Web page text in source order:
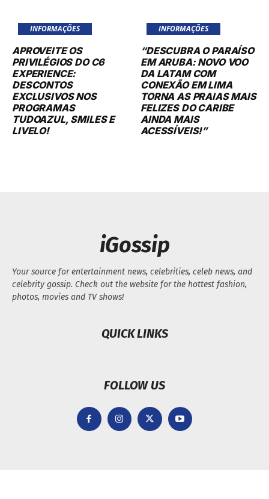
INFORMAÇÕES
APROVEITE OS
PRIVILÉGIOS DO C6
EXPERIENCE:
DESCONTOS
EXCLUSIVOS NOS
PROGRAMAS
TUDOAZUL, SMILES E
LIVELO!
INFORMAÇÕES
“DESCUBRA O PARAÍSO
EM ARUBA: NOVO VOO
DA LATAM COM
CONEXÃO EM LIMA
TORNA AS PRAIAS MAIS
FELIZES DO CARIBE
AINDA MAIS
ACESSÍVEIS!”
iGossip
Your source for entertainment news, celebrities, celeb news, and
celebrity gossip. Check out the website for the hottest fashion,
photos, movies and TV shows!
QUICK LINKS
FOLLOW US